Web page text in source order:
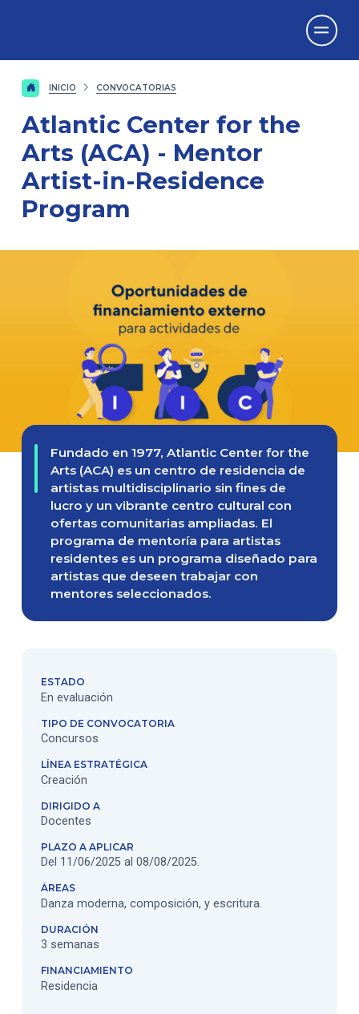
INICIO CONVOCATORIAS
Atlantic Center for the
Arts (ACA) - Mentor
Artist-in-Residence
Program
Fundado en 1977, Atlantic Center for the
Arts (ACA) es un centro de residencia de
artistas multidisciplinario sin fines de
lucro y un vibrante centro cultural con
ofertas comunitarias ampliadas. El
programa de mentoría para artistas
residentes es un programa diseñado para
artistas que deseen trabajar con
mentores seleccionados.
ESTADO
En evaluación
TIPO DE CONVOCATORIA
Concursos
LÍNEA ESTRATÉGICA
Creación
DIRIGIDO A
Docentes
PLAZO A APLICAR
Del 11/06/2025 al 08/08/2025.
ÁREAS
Danza moderna, composición, y escritura.
DURACIÓN
3 semanas
FINANCIAMIENTO
Residencia